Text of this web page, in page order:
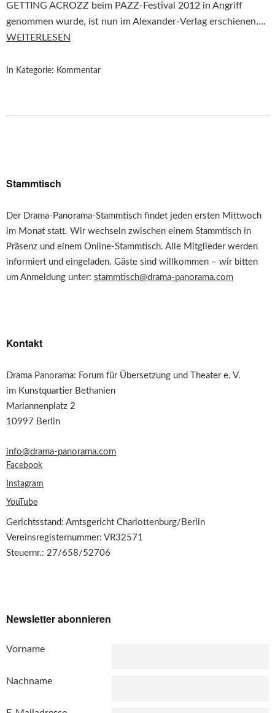
GETTING ACROZZ beim PAZZ-Festival 2012 in Angriff
genommen wurde, ist nun im Alexander-Verlag erschienen.…
WEITERLESEN
In Kategorie: Kommentar
Stammtisch
Der Drama-Panorama-Stammtisch findet jeden ersten Mittwoch
im Monat statt. Wir wechseln zwischen einem Stammtisch in
Präsenz und einem Online-Stammtisch. Alle Mitglieder werden
informiert und eingeladen. Gäste sind willkommen – wir bitten
um Anmeldung unter: stammtisch@drama-panorama.com
Kontakt
Drama Panorama: Forum für Übersetzung und Theater e. V.
im Kunstquartier Bethanien
Mariannenplatz 2
10997 Berlin
info@drama-panorama.com
Facebook
Instagram
YouTube
Gerichtsstand: Amtsgericht Charlottenburg/Berlin
Vereinsregisternummer: VR32571
Steuernr.: 27/658/52706
Newsletter abonnieren
Vorname
Nachname